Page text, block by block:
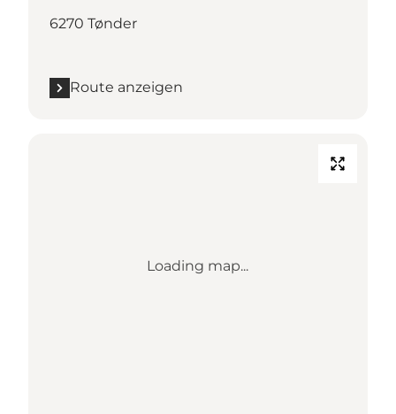
6270 Tønder
Route anzeigen
Loading map...